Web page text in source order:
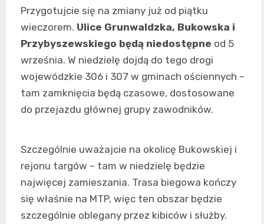
Przygotujcie się na zmiany już od piątku
wieczorem. Ulice Grunwaldzka, Bukowska i
Przybyszewskiego będą niedostępne od 5
września. W niedzielę dojdą do tego drogi
wojewódzkie 306 i 307 w gminach ościennych –
tam zamknięcia będą czasowe, dostosowane
do przejazdu głównej grupy zawodników.
Szczególnie uważajcie na okolicę Bukowskiej i
rejonu targów – tam w niedzielę będzie
najwięcej zamieszania. Trasa biegowa kończy
się właśnie na MTP, więc ten obszar będzie
szczególnie oblegany przez kibiców i służby.